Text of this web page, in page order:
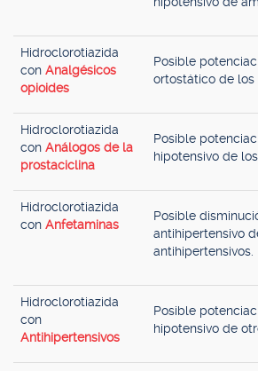
Hidroclorotiazida
con Analgésicos
opioides
Posible
ortostático de los
Hidroclorotiazida
con Análogos de la
prostaciclina
Posible
hipotensivo de
Hidroclorotiazida
con Anfetaminas
Posible
antihipertensivo
antihipertensivos.
Hidroclorotiazida
con
Antihipertensivos
Posible
hipotensivo de